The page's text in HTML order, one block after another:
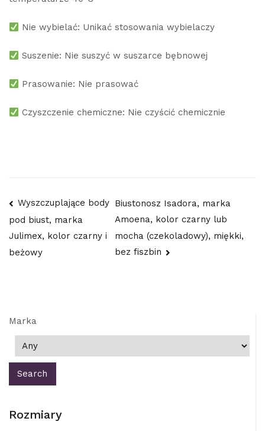
Nie wybielać: Unikać stosowania wybielaczy
Suszenie: Nie suszyć w suszarce bębnowej
Prasowanie: Nie prasować
Czyszczenie chemiczne: Nie czyścić chemicznie
Nawigacja
wpisu
Wyszczuplające body
pod biust, marka
Julimex, kolor czarny i
beżowy
Biustonosz Isadora, marka
Amoena, kolor czarny lub
mocha (czekoladowy), miękki,
bez fiszbin
Marka
Rozmiary